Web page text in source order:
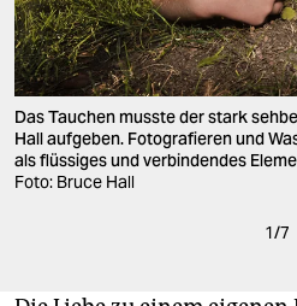
Das Tauchen musste der stark
Hall aufgeben. Fotografieren und
als flüssiges und verbindendes
Foto: Bruce Hall
1/7